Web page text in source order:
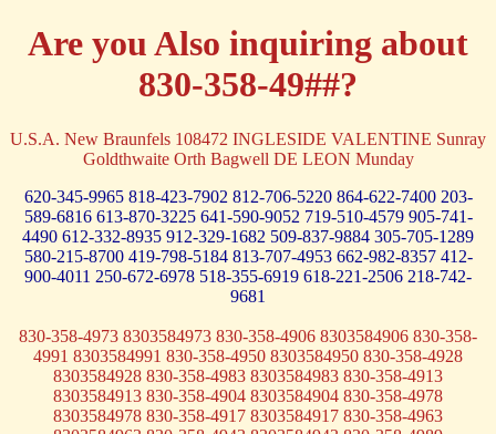
Are you Also inquiring about
830-358-49##?
U.S.A. New Braunfels 108472 INGLESIDE VALENTINE Sunray
Goldthwaite Orth Bagwell DE LEON Munday
620-345-9965 818-423-7902 812-706-5220 864-622-7400 203-
589-6816 613-870-3225 641-590-9052 719-510-4579 905-741-
4490 612-332-8935 912-329-1682 509-837-9884 305-705-1289
580-215-8700 419-798-5184 813-707-4953 662-982-8357 412-
900-4011 250-672-6978 518-355-6919 618-221-2506 218-742-
9681
830-358-4973 8303584973 830-358-4906 8303584906 830-358-
4991 8303584991 830-358-4950 8303584950 830-358-4928
8303584928 830-358-4983 8303584983 830-358-4913
8303584913 830-358-4904 8303584904 830-358-4978
8303584978 830-358-4917 8303584917 830-358-4963